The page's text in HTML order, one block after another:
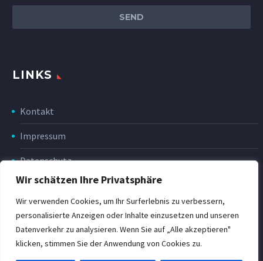
Wir schätzen Ihre Privatsphäre
Wir verwenden Cookies, um Ihr Surferlebnis zu verbessern,
personalisierte Anzeigen oder Inhalte einzusetzen und unseren
Datenverkehr zu analysieren. Wenn Sie auf „Alle akzeptieren"
klicken, stimmen Sie der Anwendung von Cookies zu.
LINKS
Kontakt
Impressum
Datenschutz
Disclaimer
Rückgabe & Erstattung
POWER Shop v3